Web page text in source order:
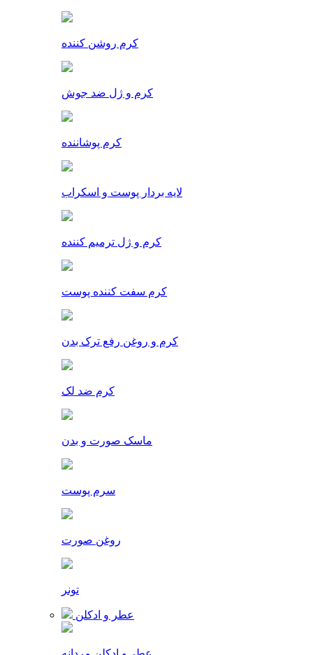
کرم روشن کننده
کرم و ژل ضد جوش
کرم پوشاننده
لایه بردار پوست و اسکراب
کرم و ژل ترمیم کننده
کرم سفت کننده پوست
کرم و روغن رفع ترک بدن
کرم ضد لک
ماسک صورت و بدن
سرم پوست
روغن صورت
تونر
عطر و ادکلن